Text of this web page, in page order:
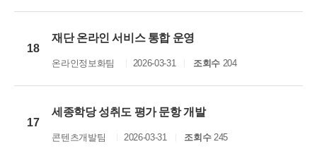
18
재단 온라인 서비스 통합 운영
온라인정보화팀 2026-03-31 조회수 204
17
세종학당 성취도 평가 문항 개발
콘텐츠개발팀 2026-03-31 조회수245